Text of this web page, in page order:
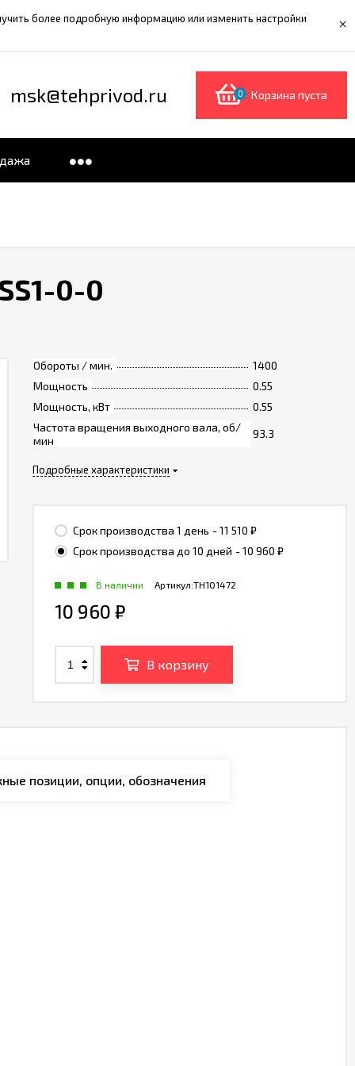
более подробную информацию или изменить настройки ×
msk@tehprivod.ru 0 Корзина пуста
0-0
Обороты / мин.
1400
Мощность
0.55
Мощность, кВт
0.55
Частота вращения выходного вала, об/
мин
93.3
Подробные характеристики
Срок производства 1 день - 11 510 ₽
Срок производства до 10 дней - 10 960 ₽
Артикул:TH101472
В наличии
10 960 ₽
В корзину
позиции, опции, обозначения